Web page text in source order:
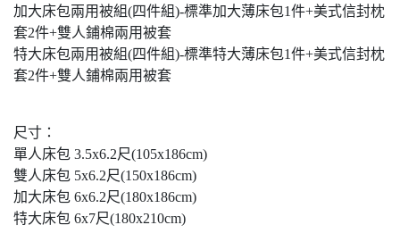
加大床包兩用被組(四件組)-標準加大薄床包1件+美式信封枕
套2件+雙人鋪棉兩用被套
特大床包兩用被組(四件組)-標準特大薄床包1件+美式信封枕
套2件+雙人鋪棉兩用被套
尺寸：
單人床包 3.5x6.2尺(105x186cm)
雙人床包 5x6.2尺(150x186cm)
加大床包 6x6.2尺(180x186cm)
特大床包 6x7尺(180x210cm)